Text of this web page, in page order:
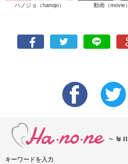
ハノジョ（hanojo） 動画（movie）
キーワードを入力